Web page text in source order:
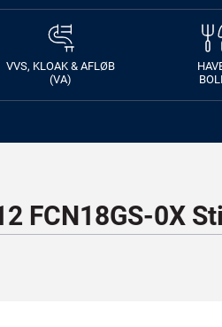
VVS, KLOAK & AFLØB
(VA)
FCN18GS-0X